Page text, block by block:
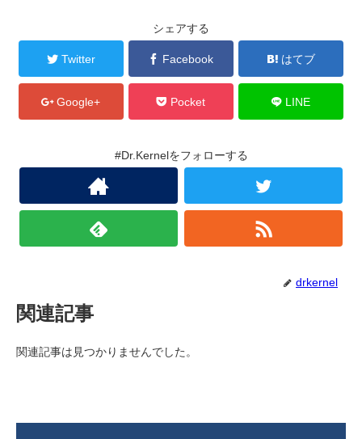
シェアする
Twitter Facebook はてブ
Google+ Pocket LINE
#Dr.Kernelをフォローする
drkernel
関連記事
関連記事は見つかりませんでした。